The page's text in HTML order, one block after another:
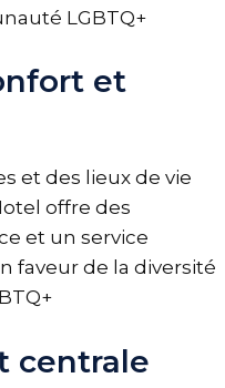
LGBTQ+
et
et des lieux de vie
offre des
et un service
faveur de la diversité
centrale